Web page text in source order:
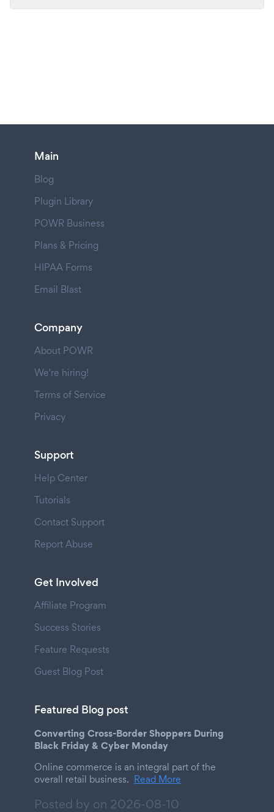
Main
Blog
Plugin Library
POWR Business
Plans & Pricing
HIPAA Forms
Email Blast
Company
About POWR
We're hiring!
Terms of Service
Privacy
Support
Help Center
Tutorials
Contact Support
Report Abuse
Get Involved
Affiliate Program
Success Stories
Feature Requests
Guest Blog Post
Featured Blog post
Converting Cross-Border Shoppers During
Black Friday & Cyber Monday
Online commerce is an integral part of the
overall retail business. Read More
Posted by on 2026-08-10